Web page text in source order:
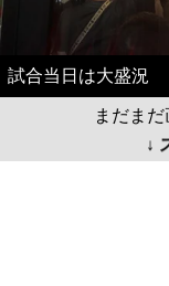
試合当日は大盛況
まだま
↓